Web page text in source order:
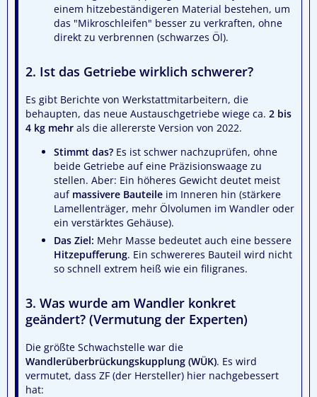
einem hitzebeständigeren Material bestehen, um
das "Mikroschleifen" besser zu verkraften, ohne
direkt zu verbrennen (schwarzes Öl).
2. Ist das Getriebe wirklich schwerer?
Es gibt Berichte von Werkstattmitarbeitern, die
behaupten, das neue Austauschgetriebe wiege ca. 2 bis
4 kg mehr als die allererste Version von 2022.
Stimmt das? Es ist schwer nachzuprüfen, ohne
beide Getriebe auf eine Präzisionswaage zu
stellen. Aber: Ein höheres Gewicht deutet meist
auf massivere Bauteile im Inneren hin (stärkere
Lamellenträger, mehr Ölvolumen im Wandler oder
ein verstärktes Gehäuse).
Das Ziel: Mehr Masse bedeutet auch eine bessere
Hitzepufferung. Ein schwereres Bauteil wird nicht
so schnell extrem heiß wie ein filigranes.
3. Was wurde am Wandler konkret
geändert? (Vermutung der Experten)
Die größte Schwachstelle war die
Wandlerüberbrückungskupplung (WÜK). Es wird
vermutet, dass ZF (der Hersteller) hier nachgebessert
hat: